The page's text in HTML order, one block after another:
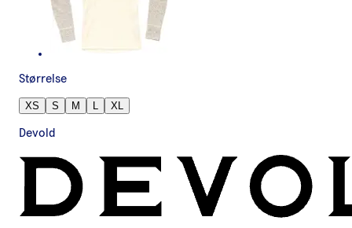
Størrelse
XS S M L XL
Devold